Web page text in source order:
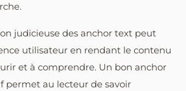
judicieuse des anchor text peut
utilisateur en rendant le contenu
et à comprendre. Un bon anchor
permet au lecteur de savoir